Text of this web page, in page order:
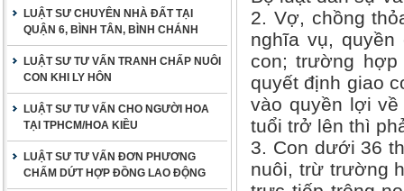
LUẬT SƯ CHUYÊN NHÀ ĐẤT TẠI
QUẬN 6, BÌNH TÂN, BÌNH CHÁNH
LUẬT SƯ TƯ VẤN TRANH CHẤP NUÔI
CON KHI LY HÔN
LUẬT SƯ TƯ VẤN CHO NGƯỜI HOA
TẠI TPHCM/HOA KIỀU
LUẬT SƯ TƯ VẤN ĐƠN PHƯƠNG
CHẤM DỨT HỢP ĐỒNG LAO ĐỘNG
2. Vợ, chồng
nghĩa vụ,
con; trường
quyết định giao
vào quyền lợi
tuổi trở lên thì
3. Con dưới 36
nuôi, trừ trường